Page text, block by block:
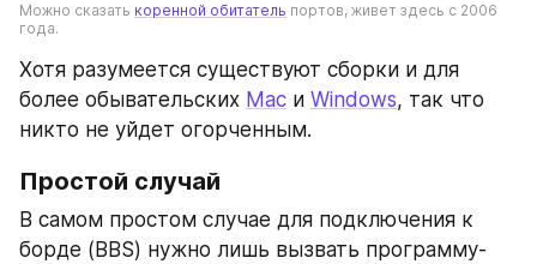
Можно сказать коренной обитатель портов, живет здесь с 2006
года.
Хотя разумеется существуют сборки и для
более обывательских Mac и Windows, так что
никто не уйдет огорченным.
Простой случай
В самом простом случае для подключения к
борде (BBS) нужно лишь вызвать программу-